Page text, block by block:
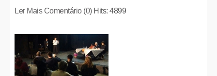
Ler Mais Comentário (0) Hits: 4899